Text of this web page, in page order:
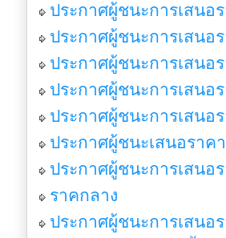
ประกาศผู้ชนะการเสนอ
ประกาศผู้ชนะการเสนอ
ประกาศผู้ชนะการเสนอ
ประกาศผู้ชนะการเสนอ
ประกาศผู้ชนะการเสนอ
ประกาศผู้ชนะเสนอราคา
ประกาศผู้ชนะการเสนอ
ราคกลาง
ประกาศผู้ชนะการเสนอ